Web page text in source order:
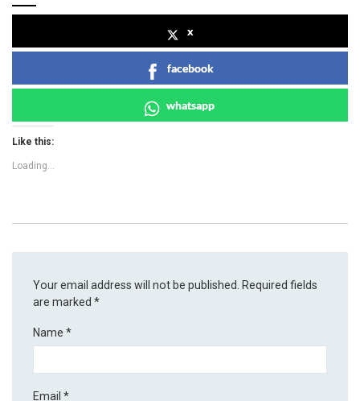
x
facebook
whatsapp
Like this:
Loading...
Your email address will not be published.
Required fields
are marked*
Name*
Email*